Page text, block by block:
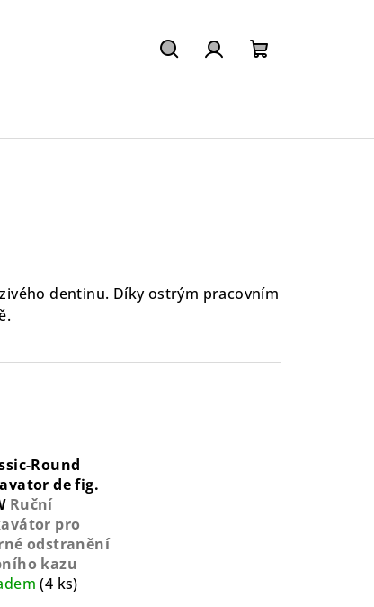
dentinu. Díky ostrým pracovním
Round
de fig.
Ruční
pro
odstranění
kazu
(4 ks)